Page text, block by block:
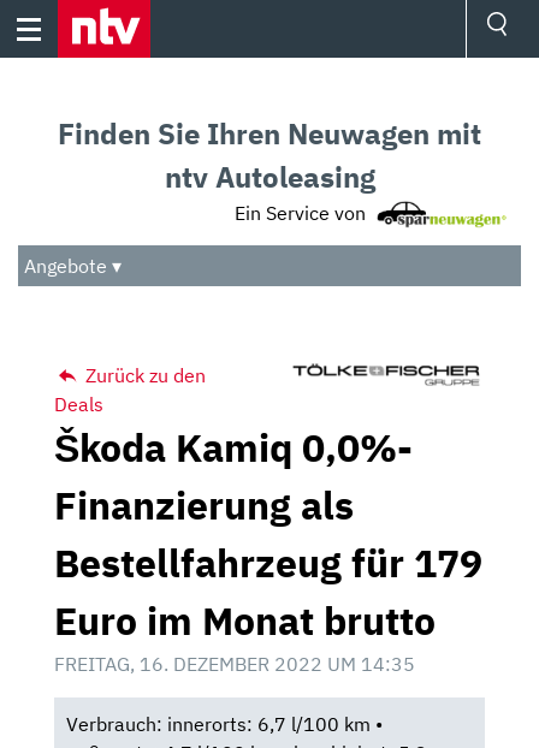
Skip
Audio
Das Beste
Finden Sie Ihren Neuwagen mit
ntv Autoleasing
Ein Service von
Angebote ▾
Zurück zu den
Deals
Škoda Kamiq 0,0%-
Finanzierung als
Bestellfahrzeug für 179
Euro im Monat brutto
FREITAG, 16. DEZEMBER 2022 UM 14:35
Verbrauch: innerorts: 6,7 l/100 km •